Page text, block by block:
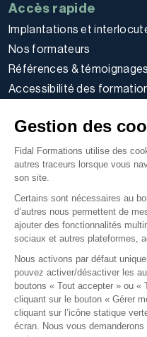
Gestion des
Fidal Formations utilise des
autres traceurs lorsque vous
son site.
Certains sont nécessaires au
d’autres nous permettent de
ajouter des fonctionnalités
sociaux et autres plateformes,
Nous activons par défaut
pouvez activer/désactiver les
boutons « Tout accepter » ou «
cliquant sur le bouton « Gérer
cliquant sur l’icône statique
écran. Nous vous
Accès rapide
Implantations et
Nos formateurs
Références & témoignages
Accessibilité des
Politique d’utilisation des
Politique de confidentialité
Conditions générales
Nos offres
E-learning
Formations certifiantes
Formations inter-
Formations intra-
Cycles d'actualité
Soyez alerté de
Suivez-nous sur